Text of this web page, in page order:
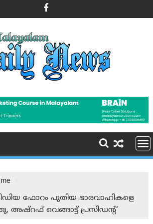
ഫോറം പുതിയ ഭാരവാഹികളെ
അഷ്‌റഫ്‌ വെങ്ങാട്ട് പ്രസിഡന്റ്‌